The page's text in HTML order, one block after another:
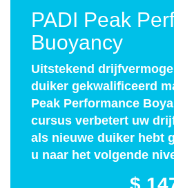
PADI Peak
Buoyancy
Uitstekend
duiker gekwalificeerd
Peak Performance
cursus verbetert uw
als nieuwe duiker hebt
u naar het volgende